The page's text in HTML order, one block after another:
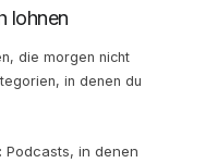
lohnen
die morgen nicht
in denen du
Podcasts, in denen